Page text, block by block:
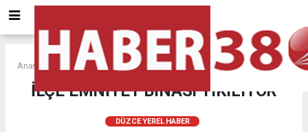
Anasayfa DÜZCE YEREL HABER
İLÇE EMNİYET BİNASI YIKILIYOR
DÜZCE YEREL HABER